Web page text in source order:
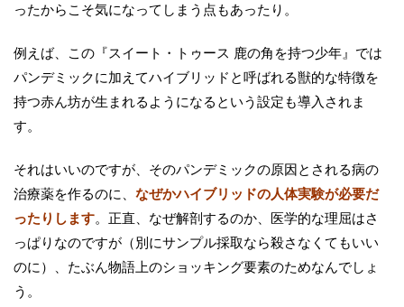
ったからこそ気になってしまう点もあったり。
例えば、この『スイート・トゥース 鹿の角を持つ少年』では
パンデミックに加えてハイブリッドと呼ばれる獣的な特徴を
持つ赤ん坊が生まれるようになるという設定も導入されま
す。
それはいいのですが、そのパンデミックの原因とされる病の
治療薬を作るのに、 なぜかハイブリッドの人体実験が必要だ
ったりします。正直、なぜ解剖するのか、医学的な理屈はさ
っぱりなのですが（別にサンプル採取なら殺さなくてもいい
のに）、たぶん物語上のショッキング要素のためなんでしょ
う。